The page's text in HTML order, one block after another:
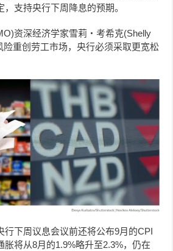
支持央行下周降息的预期。
资深经济学家雪莉‧考希克(Shelly
险重创劳工市场，央行必须采取更宽松
行下周议息会议前还将公布9月的CPI
胀将从8月的1.9%略升至2.3%，仍在